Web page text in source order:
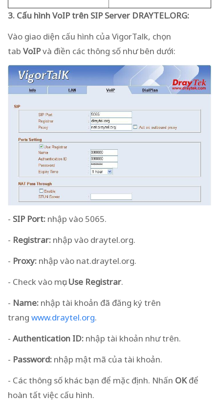
3. Cấu hình VoIP trên SIP Server DRAYTEL.ORG:
Vào giao diện cấu hình của VigorTalk, chọn
tab VoIPvà điền các thông số như bên dưới:
- SIP Port: nhập vào 5065.
- Registrar: nhập vào draytel.org.
- Proxy: nhập vào nat.draytel.org.
- Check vào mục Use Registrar.
- Name: nhập tài khoản đã đăng ký trên
trang www.draytel.org.
- Authentication ID: nhập tài khoản như trên.
- Password: nhập mật mã của tài khoản.
- Các thông số khác bạn để mặc định. Nhấn OKđể
hoàn tất việc cấu hình.